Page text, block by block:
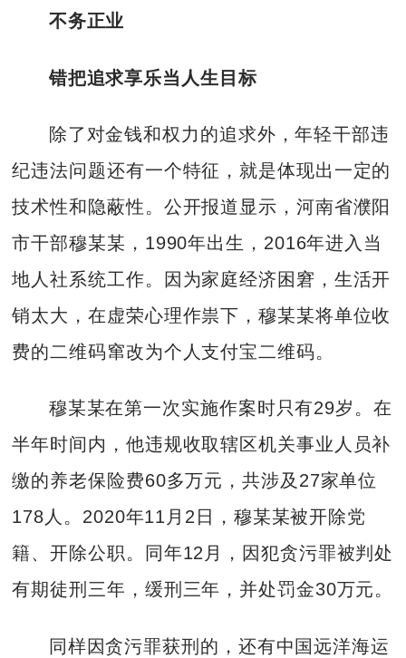
不务正业
错把追求享乐当人生目标
除了对金钱和权力的追求外，年轻干部违
纪违法问题还有一个特征，就是体现出一定的
技术性和隐蔽性。公开报道显示，河南省濮阳
市干部穆某某，1990年出生，2016年进入当
地人社系统工作。因为家庭经济困窘，生活开
销太大，在虚荣心理作祟下，穆某某将单位收
费的二维码窜改为个人支付宝二维码。
穆某某在第一次实施作案时只有29岁。在
半年时间内，他违规收取辖区机关事业人员补
缴的养老保险费60多万元，共涉及27家单位
178人。2020年11月2日，穆某某被开除党
籍、开除公职。同年12月，因犯贪污罪被判处
有期徒刑三年，缓刑三年，并处罚金30万元。
同样因贪污罪获刑的，还有中国远洋海运